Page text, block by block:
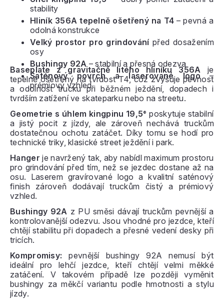
stability
Hliník 356A tepelně ošetřený na T4 – pevná a
odolná konstrukce
Velký prostor pro grindování před dosažením
osy
Bushingy 92A– stabilní a přesná odezva
Saténový povrch a laserované logo–
prémiový vzhled
Baseplate z gravitačně litého hliníku 356A je
tepelně ošetřený na tvrdost T4, což zvyšuje pevnost
a odolnost trucku při běžném ježdění, dopadech i
tvrdším zatížení ve skateparku nebo na streetu.
Geometrie s úhlem kingpinu 19,5° poskytuje stabilní
a jistý pocit z jízdy, ale zároveň nechává truckům
dostatečnou ochotu zatáčet. Díky tomu se hodí pro
technické triky, klasické street ježdění i park.
Hanger je navržený tak, aby nabídl maximum prostoru
pro grindování před tím, než se jezdec dostane až na
osu. Laserem gravírované logo a kvalitní saténový
finish zároveň dodávají truckům čistý a prémiový
vzhled.
Bushingy 92A z PU směsi dávají truckům pevnější a
kontrolovanější odezvu. Jsou vhodné pro jezdce, kteří
chtějí stabilitu při dopadech a přesné vedení desky při
tricích.
Kompromisy: pevnější bushingy 92A nemusí být
ideální pro lehčí jezdce, kteří chtějí velmi měkké
zatáčení. V takovém případě lze později vyměnit
bushingy za měkčí variantu podle hmotnosti a stylu
jízdy.